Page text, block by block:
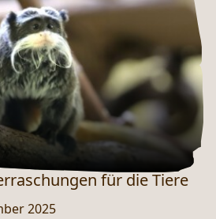
für die Tiere
2025